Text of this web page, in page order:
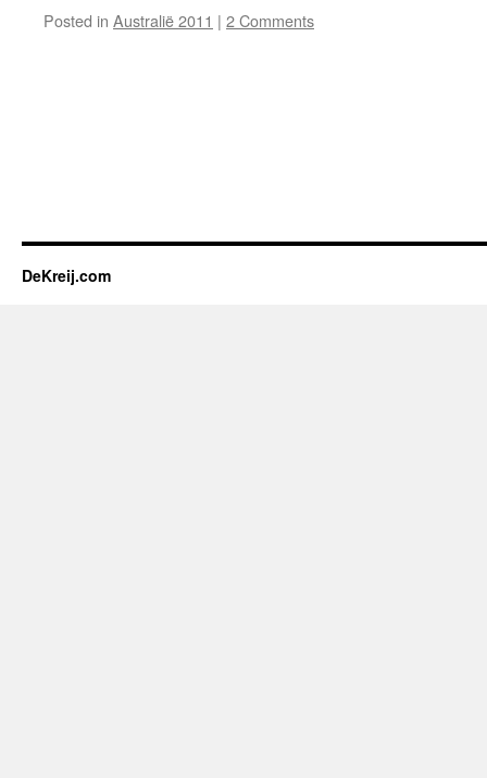
Posted in Australië 2011 | 2 Comments
DeKreij.com